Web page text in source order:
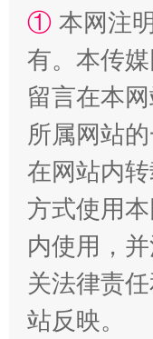
解纷+调解+
① 本网注
有。本传
留言在本
所属网站
在网站内
方式使用
内使用，
关法律责
站反映。